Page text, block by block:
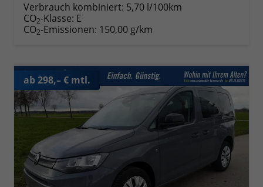
Verbrauch kombiniert: 5,70 l/100km
CO2-Klasse: E
CO2-Emissionen: 150,00 g/km
ab 298,– € mtl.